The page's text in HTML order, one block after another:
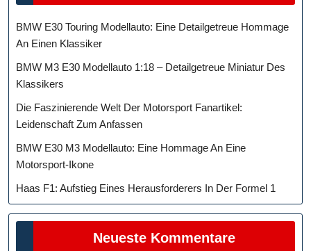
BMW E30 Touring Modellauto: Eine Detailgetreue Hommage
An Einen Klassiker
BMW M3 E30 Modellauto 1:18 – Detailgetreue Miniatur Des
Klassikers
Die Faszinierende Welt Der Motorsport Fanartikel:
Leidenschaft Zum Anfassen
BMW E30 M3 Modellauto: Eine Hommage An Eine
Motorsport-Ikone
Haas F1: Aufstieg Eines Herausforderers In Der Formel 1
Neueste Kommentare